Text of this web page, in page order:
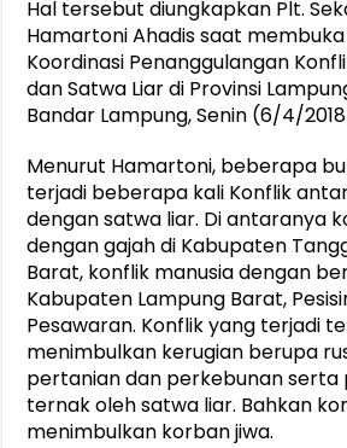
Hal tersebut diungkapkan Plt.
Hamartoni Ahadis saat
Koordinasi Penanggulangan
dan Satwa Liar di Provinsi
Bandar Lampung, Senin (6/4/
Menurut Hamartoni, beberapa
terjadi beberapa kali Konflik
dengan satwa liar. Di antaranya
dengan gajah di Kabupaten
Barat, konflik manusia dengan
Kabupaten Lampung Barat,
Pesawaran. Konflik yang terjadi
menimbulkan kerugian berupa
pertanian dan perkebunan serta
ternak oleh satwa liar. Bahkan
menimbulkan korban jiwa.